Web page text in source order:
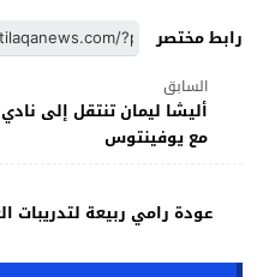
رابط مختصر
السابق
أليشا ليمان تنتقل إلى
مع يوفينتوس
عودة رامي ربيعة لتدريبات